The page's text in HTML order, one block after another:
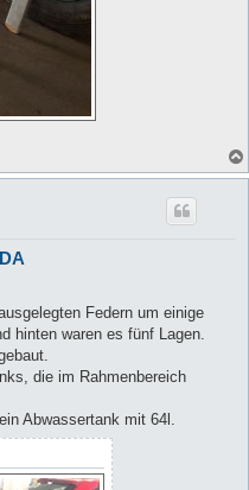
Federn um einige
hinten waren es fünf Lagen.
die im Rahmenbereich
Abwassertank mit 64l.